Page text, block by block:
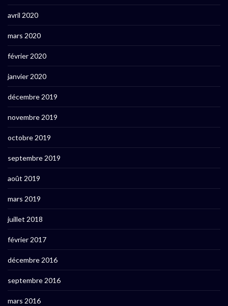
avril 2020
mars 2020
février 2020
janvier 2020
décembre 2019
novembre 2019
octobre 2019
septembre 2019
août 2019
mars 2019
juillet 2018
février 2017
décembre 2016
septembre 2016
mars 2016